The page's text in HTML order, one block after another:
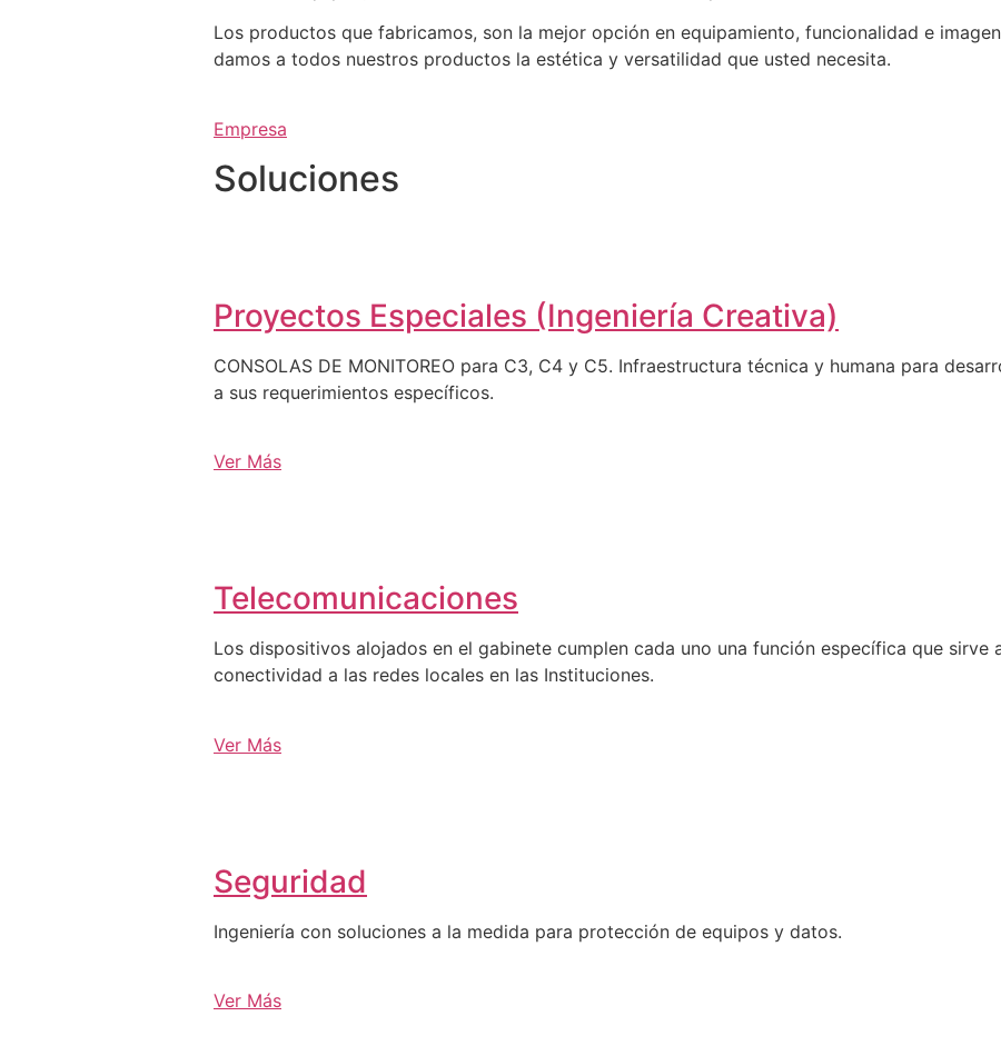
Los productos que fabricamos, son la mejor opción en equipamiento, funcionalidad e
damos a todos nuestros productos la estética y versatilidad que usted necesita.
Empresa
Soluciones
Proyectos Especiales (Ingeniería Creativa)
CONSOLAS DE MONITOREO para C3, C4 y C5. Infraestructura técnica y humana para
a sus requerimientos específicos.
Ver Más
Telecomunicaciones
Los dispositivos alojados en el gabinete cumplen cada uno una función específica que sirve
conectividad a las redes locales en las Instituciones.
Ver Más
Seguridad
Ingeniería con soluciones a la medida para protección de equipos y datos.
Ver Más